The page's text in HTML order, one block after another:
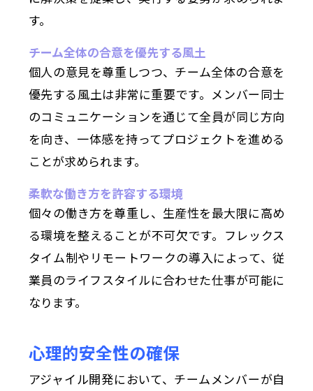
す。
チーム全体の合意を優先する風土
個人の意見を尊重しつつ、チーム全体の合意を
優先する風土は非常に重要です。メンバー同士
のコミュニケーションを通じて全員が同じ方向
を向き、一体感を持ってプロジェクトを進める
ことが求められます。
柔軟な働き方を許容する環境
個々の働き方を尊重し、生産性を最大限に高め
る環境を整えることが不可欠です。フレックス
タイム制やリモートワークの導入によって、従
業員のライフスタイルに合わせた仕事が可能に
なります。
心理的安全性の確保
アジャイル開発において、チームメンバーが自